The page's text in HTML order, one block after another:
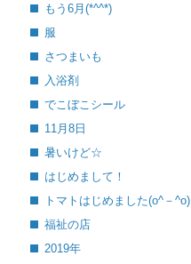
もう6月(*^^*)
服
さつまいも
入浴剤
でこぼこシール
11月8日
暑いけど☆
はじめまして！
トマトはじめました(o^－^o)
福祉の店
2019年